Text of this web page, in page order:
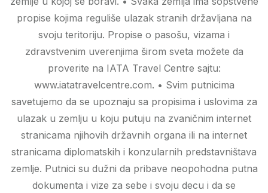
propise kojima reguliše ulazak stranih državljana na
svoju teritoriju. Propise o pasošu, vizama i
zdravstvenim uverenjima širom sveta možete da
proverite na IATA Travel Centre sajtu:
www.iatatravelcentre.com. • Svim putnicima
savetujemo da se upoznaju sa propisima i uslovima za
ulazak u zemlju u koju putuju na zvaničnim internet
stranicama njihovih državnih organa ili na internet
stranicama diplomatskih i konzularnih predstavništava
zemlje. Putnici su dužni da pribave neopohodna putna
dokumenta i vize za sebe i svoju decu i da se